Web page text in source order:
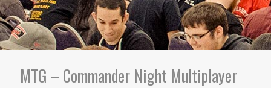
MTG – Commander Night Multiplayer